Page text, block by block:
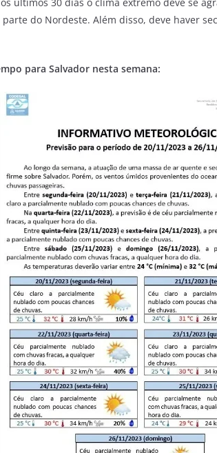
parte do Nordeste. Além disso, deve haver
para Salvador nesta semana: